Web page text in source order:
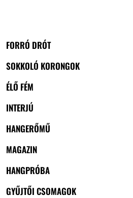
FORRÓ DRÓT
SOKKOLÓ KORONGOK
ÉLŐ FÉM
INTERJÚ
HANGERŐMŰ
MAGAZIN
HANGPRÓBA
GYŰJTŐI CSOMAGOK